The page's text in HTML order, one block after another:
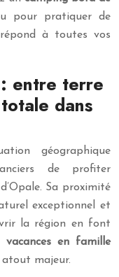
pour pratiquer de
à toutes vos
entre terre
dans
géographique
de profiter
Sa proximité
exceptionnel et
la région en font
vacances en famille
atout majeur.